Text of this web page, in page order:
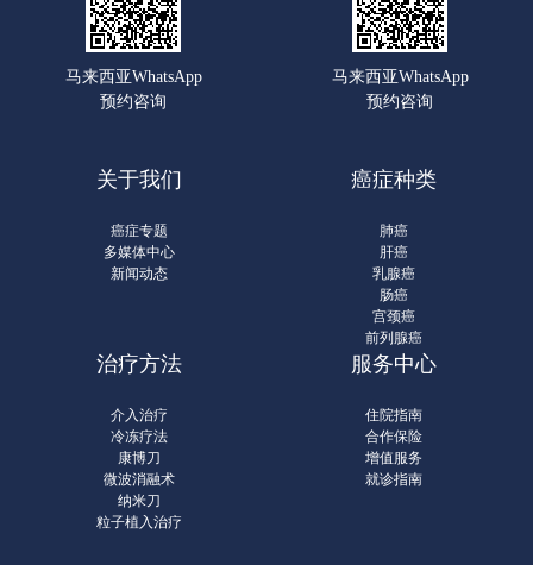
马来西亚WhatsApp
预约咨询
马来西亚WhatsApp
预约咨询
关于我们
癌症专题
多媒体中心
新闻动态
癌症种类
肺癌
肝癌
乳腺癌
肠癌
宫颈癌
前列腺癌
治疗方法
介入治疗
冷冻疗法
康博刀
微波消融术
纳米刀
粒子植入治疗
服务中心
住院指南
合作保险
增值服务
就诊指南